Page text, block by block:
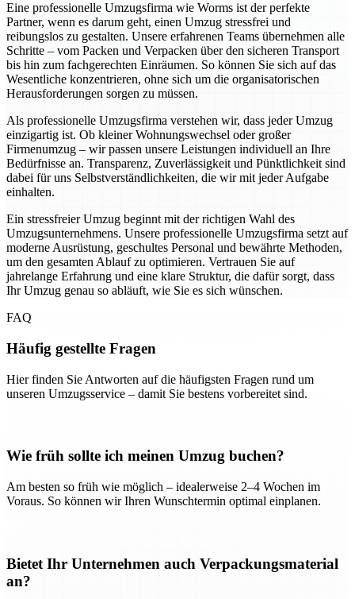
Eine professionelle Umzugsfirma wie Worms ist der perfekte
Partner, wenn es darum geht, einen Umzug stressfrei und
reibungslos zu gestalten. Unsere erfahrenen Teams übernehmen alle
Schritte – vom Packen und Verpacken über den sicheren Transport
bis hin zum fachgerechten Einräumen. So können Sie sich auf das
Wesentliche konzentrieren, ohne sich um die organisatorischen
Herausforderungen sorgen zu müssen.
Als professionelle Umzugsfirma verstehen wir, dass jeder Umzug
einzigartig ist. Ob kleiner Wohnungswechsel oder großer
Firmenumzug – wir passen unsere Leistungen individuell an Ihre
Bedürfnisse an. Transparenz, Zuverlässigkeit und Pünktlichkeit sind
dabei für uns Selbstverständlichkeiten, die wir mit jeder Aufgabe
einhalten.
Ein stressfreier Umzug beginnt mit der richtigen Wahl des
Umzugsunternehmens. Unsere professionelle Umzugsfirma setzt auf
moderne Ausrüstung, geschultes Personal und bewährte Methoden,
um den gesamten Ablauf zu optimieren. Vertrauen Sie auf
jahrelange Erfahrung und eine klare Struktur, die dafür sorgt, dass
Ihr Umzug genau so abläuft, wie Sie es sich wünschen.
FAQ
Häufig gestellte Fragen
Hier finden Sie Antworten auf die häufigsten Fragen rund um
unseren Umzugsservice – damit Sie bestens vorbereitet sind.
Wie früh sollte ich meinen Umzug buchen?
Am besten so früh wie möglich – idealerweise 2–4 Wochen im
Voraus. So können wir Ihren Wunschtermin optimal einplanen.
Bietet Ihr Unternehmen auch Verpackungsmaterial
an?